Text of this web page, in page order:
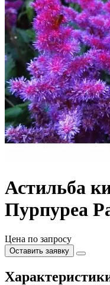
Астильба
Пурпуреа
Цена по запросу
Оставить заявку